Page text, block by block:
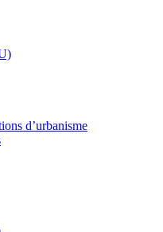
d’urbanisme